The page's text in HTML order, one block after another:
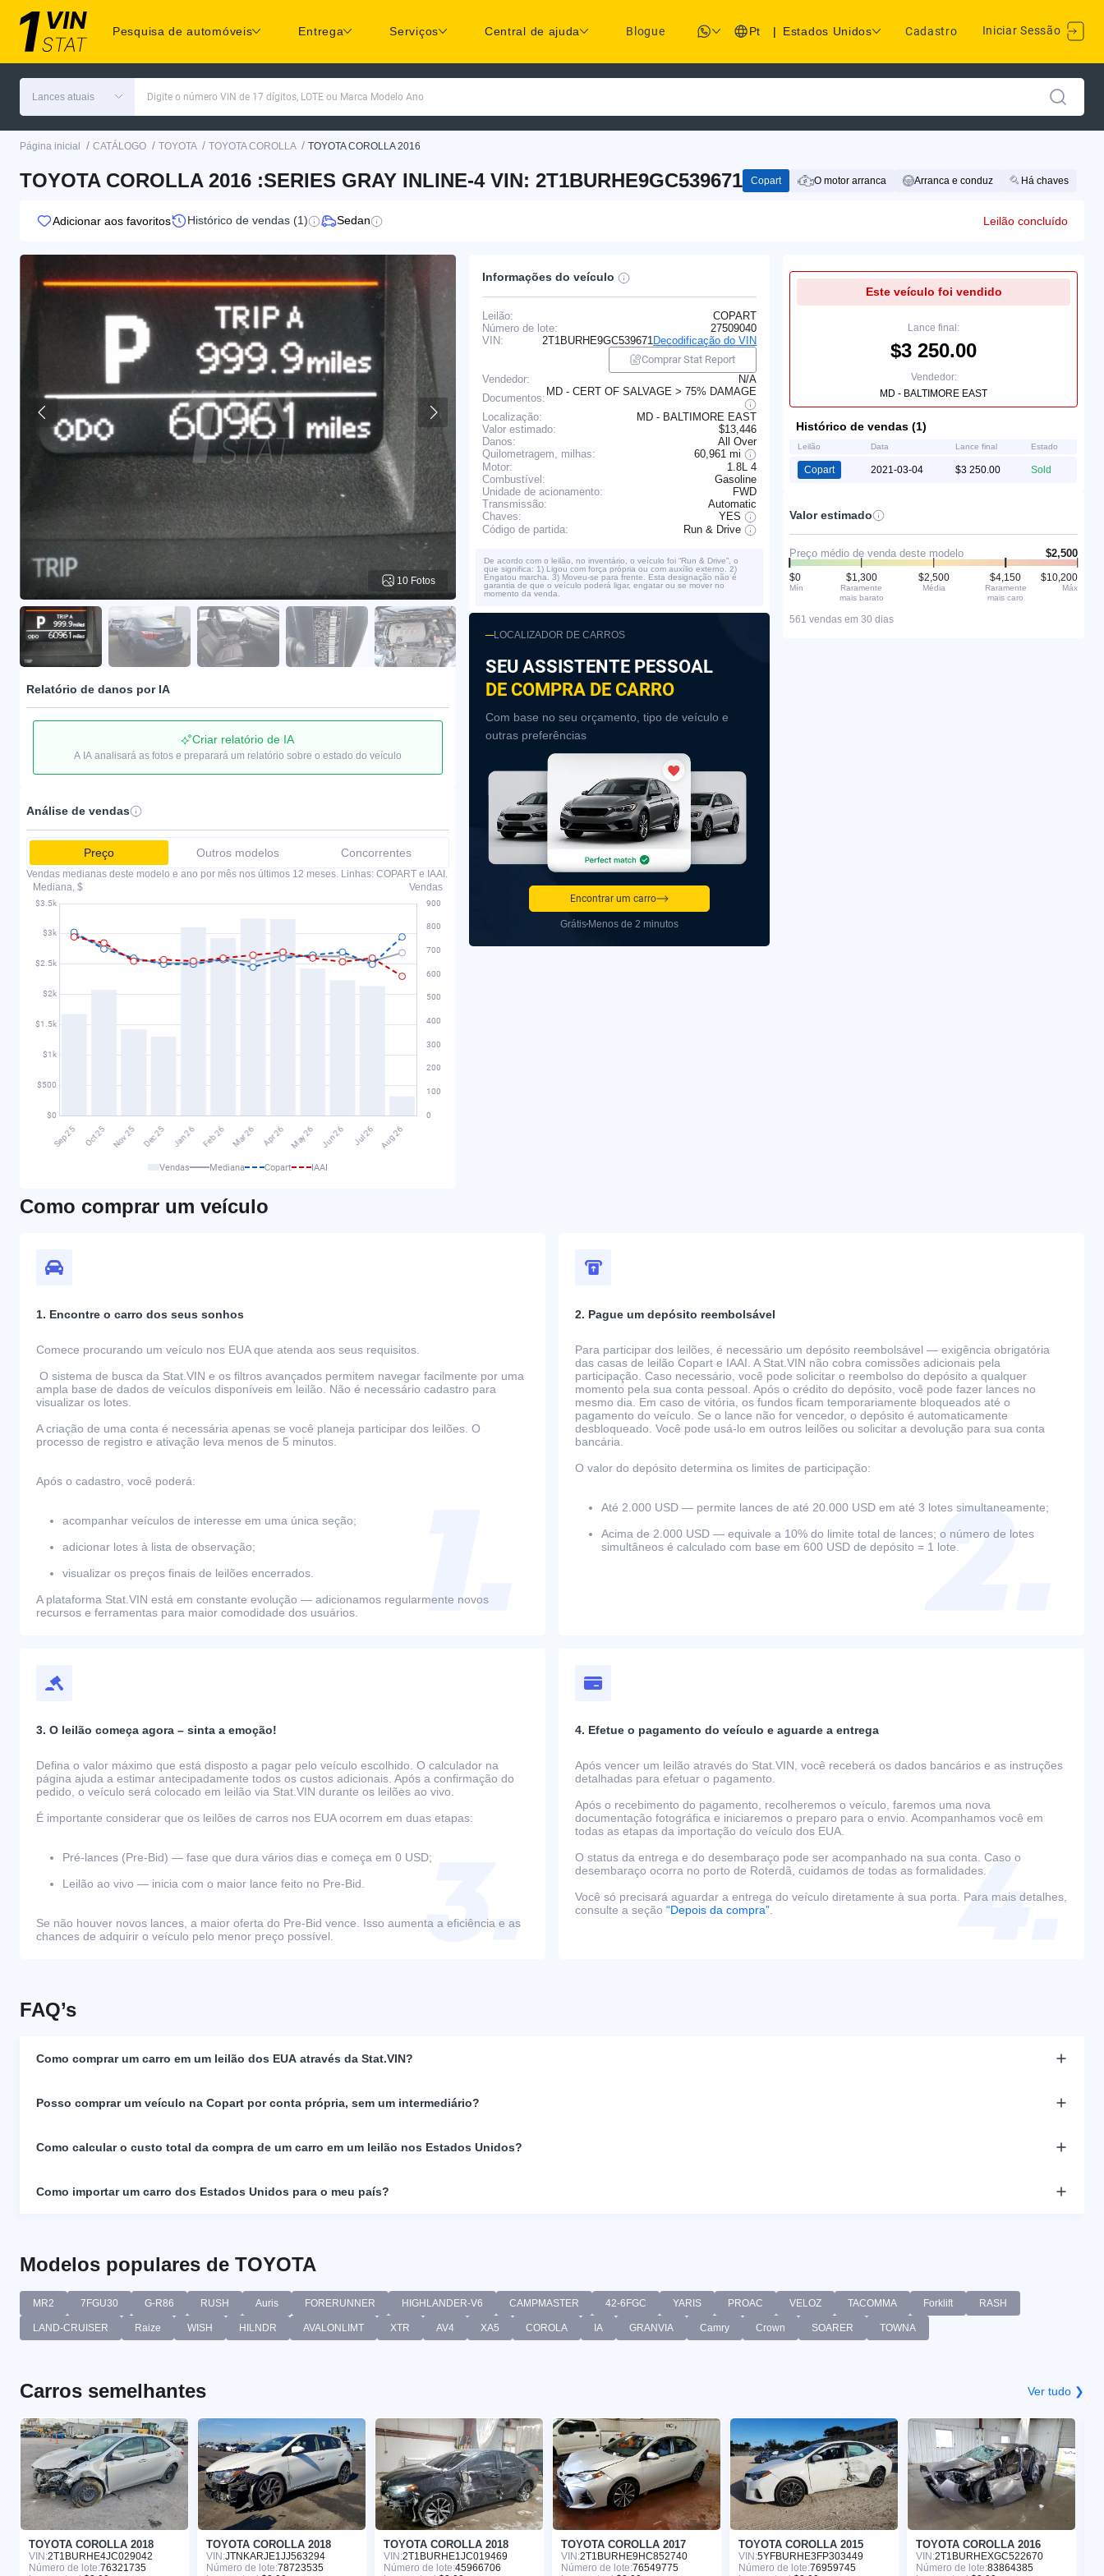
Pesquisa de automóveis Entrega Serviços Central de ajuda Blogue Pt | Estados Unidos Cadastro Iniciar Sessão
Lances atuais Digite o número VIN de 17 dígitos, LOTE ou Marca Modelo Ano
Página inicial / CATÁLOGO / TOYOTA / TOYOTA COROLLA / TOYOTA COROLLA 2016
TOYOTA COROLLA 2016 :SERIES GRAY INLINE-4 VIN: 2T1BURHE9GC539671 Copart O motor arranca Arranca e conduz Há chaves
Adicionar aos favoritos Histórico de vendas (1) Sedan Leilão concluído
10 Fotos
Relatório de danos por IA
Criar relatório de IA
A IA analisará as fotos e preparará um relatório sobre o estado do veículo
Análise de vendas
Preço Outros modelos Concorrentes
Vendas medianas deste modelo e ano por mês nos últimos 12 meses. Linhas: COPART e IAAI.
Mediana, $
Vendas
Vendas Mediana Copart IAAI
Informações do veículo
Leilão:
COPART
Número de lote:
27509040
VIN:
2T1BURHE9GC539671 Decodificação do VIN
Comprar Stat Report
Vendedor:
N/A
Documentos:
MD - CERT OF SALVAGE > 75% DAMAGE
Localização:
MD - BALTIMORE EAST
Valor estimado:
$13,446
Danos:
All Over
Quilometragem, milhas:
60,961 mi
Motor:
1.8L 4
Combustível:
Gasoline
Unidade de acionamento:
FWD
Transmissão:
Automatic
Chaves:
YES
Código de partida:
Run & Drive
De acordo com o leilão, no inventário, o veículo foi “Run & Drive”, o
que significa: 1) Ligou com força própria ou com auxílio externo. 2)
Engatou marcha. 3) Moveu-se para frente. Esta designação não é
garantia de que o veículo poderá ligar, engatar ou se mover no
momento da venda.
LOCALIZADOR DE CARROS
SEU ASSISTENTE PESSOAL
DE COMPRA DE CARRO
Com base no seu orçamento, tipo de veículo e
outras preferências
Encontrar um carro
GrátisMenos de 2 minutos
Este veículo foi vendido
Lance final:
$3 250.00
Vendedor:
MD - BALTIMORE EAST
Histórico de vendas (1)
Leilão Data Lance final Estado
Copart 2021-03-04 $3 250.00 Sold
Valor estimado
Preço médio de venda deste modelo $2,500
$0
Mín
$1,300
Raramente
mais barato
$2,500
Média
$4,150
Raramente
mais caro
$10,200
Máx
561 vendas em 30 dias
Como comprar um veículo
1. Encontre o carro dos seus sonhos
Comece procurando um veículo nos EUA que atenda aos seus requisitos.
O sistema de busca da Stat.VIN e os filtros avançados permitem navegar facilmente por uma
ampla base de dados de veículos disponíveis em leilão. Não é necessário cadastro para
visualizar os lotes.
A criação de uma conta é necessária apenas se você planeja participar dos leilões. O
processo de registro e ativação leva menos de 5 minutos.
Após o cadastro, você poderá:
acompanhar veículos de interesse em uma única seção;
adicionar lotes à lista de observação;
visualizar os preços finais de leilões encerrados.
A plataforma Stat.VIN está em constante evolução — adicionamos regularmente novos
recursos e ferramentas para maior comodidade dos usuários.
2. Pague um depósito reembolsável
Para participar dos leilões, é necessário um depósito reembolsável — exigência obrigatória
das casas de leilão Copart e IAAI. A Stat.VIN não cobra comissões adicionais pela
participação. Caso necessário, você pode solicitar o reembolso do depósito a qualquer
momento pela sua conta pessoal. Após o crédito do depósito, você pode fazer lances no
mesmo dia. Em caso de vitória, os fundos ficam temporariamente bloqueados até o
pagamento do veículo. Se o lance não for vencedor, o depósito é automaticamente
desbloqueado. Você pode usá-lo em outros leilões ou solicitar a devolução para sua conta
bancária.
O valor do depósito determina os limites de participação:
Até 2.000 USD — permite lances de até 20.000 USD em até 3 lotes simultaneamente;
Acima de 2.000 USD — equivale a 10% do limite total de lances; o número de lotes
simultâneos é calculado com base em 600 USD de depósito = 1 lote.
3. O leilão começa agora – sinta a emoção!
Defina o valor máximo que está disposto a pagar pelo veículo escolhido. O calculador na
página ajuda a estimar antecipadamente todos os custos adicionais. Após a confirmação do
pedido, o veículo será colocado em leilão via Stat.VIN durante os leilões ao vivo.
É importante considerar que os leilões de carros nos EUA ocorrem em duas etapas:
Pré-lances (Pre-Bid) — fase que dura vários dias e começa em 0 USD;
Leilão ao vivo — inicia com o maior lance feito no Pre-Bid.
Se não houver novos lances, a maior oferta do Pre-Bid vence. Isso aumenta a eficiência e as
chances de adquirir o veículo pelo menor preço possível.
4. Efetue o pagamento do veículo e aguarde a entrega
Após vencer um leilão através do Stat.VIN, você receberá os dados bancários e as instruções
detalhadas para efetuar o pagamento.
Após o recebimento do pagamento, recolheremos o veículo, faremos uma nova
documentação fotográfica e iniciaremos o preparo para o envio. Acompanhamos você em
todas as etapas da importação do veículo dos EUA.
O status da entrega e do desembaraço pode ser acompanhado na sua conta. Caso o
desembaraço ocorra no porto de Roterdã, cuidamos de todas as formalidades.
Você só precisará aguardar a entrega do veículo diretamente à sua porta. Para mais detalhes,
consulte a seção “Depois da compra”
FAQ’s
Como comprar um carro em um leilão dos EUA através da Stat.VIN?
Posso comprar um veículo na Copart por conta própria, sem um intermediário?
Como calcular o custo total da compra de um carro em um leilão nos Estados Unidos?
Como importar um carro dos Estados Unidos para o meu país?
Modelos populares de TOYOTA
MR2 7FGU30 G-R86 RUSH Auris FORERUNNER HIGHLANDER-V6 CAMPMASTER 42-6FGC YARIS PROAC VELOZ TACOMMA Forklift RASH
LAND-CRUISER Raize WISH HILNDR AVALONLIMT XTR AV4 XA5 COROLA IA GRANVIA Camry Crown SOARER TOWNA
Carros semelhantes Ver tudo ❯
TOYOTA COROLLA 2018
VIN:2T1BURHE4JC029042
Número de lote:76321735
TOYOTA COROLLA 2018
VIN:JTNKARJE1JJ563294
Número de lote:78723535
TOYOTA COROLLA 2018
VIN:2T1BURHE1JC019469
Número de lote:45966706
TOYOTA COROLLA 2017
VIN:2T1BURHE9HC852740
Número de lote:76549775
TOYOTA COROLLA 2015
VIN:5YFBURHE3FP303449
Número de lote:76959745
TOYOTA COROLLA 2016
VIN:2T1BURHEXGC522670
Número de lote:83864385